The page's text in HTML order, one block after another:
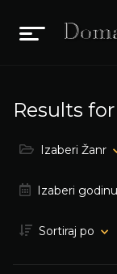
Results for
Izaberi Žanr
Izaberi godinu
Sortiraj po